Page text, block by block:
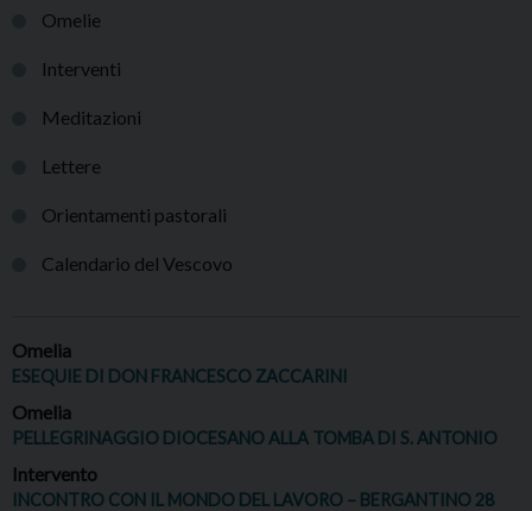
Omelie
Interventi
Meditazioni
Lettere
Orientamenti pastorali
Calendario del Vescovo
Omelia
ESEQUIE DI DON FRANCESCO ZACCARINI
Omelia
PELLEGRINAGGIO DIOCESANO ALLA TOMBA DI S. ANTONIO
Intervento
INCONTRO CON IL MONDO DEL LAVORO – BERGANTINO 28